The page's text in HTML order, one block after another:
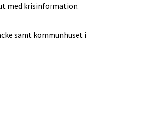
med krisinformation.
samt kommunhuset i